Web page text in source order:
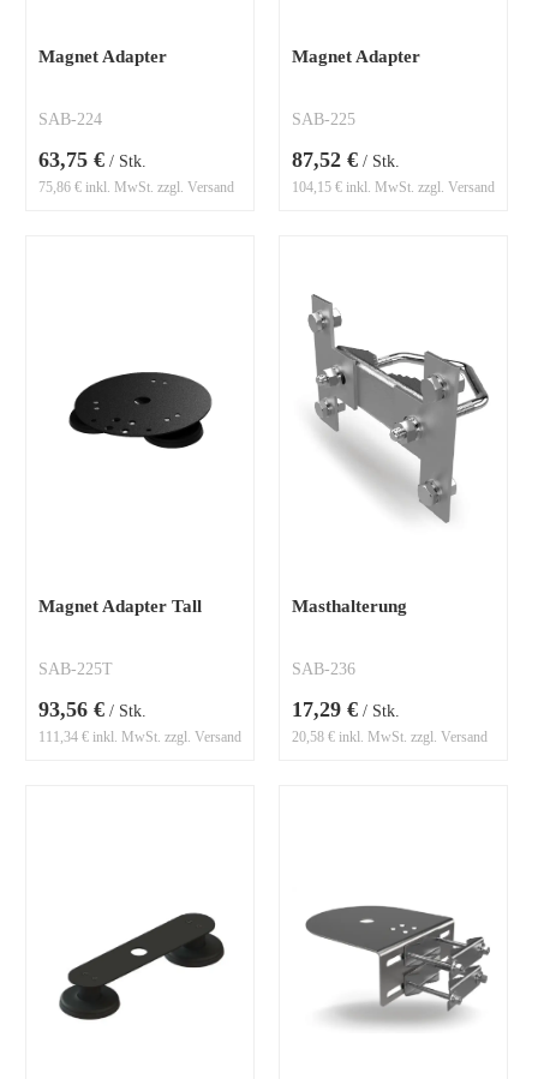
Magnet Adapter
SAB-224
63,75 € / Stk.
75,86 € inkl. MwSt. zzgl. Versand
Magnet Adapter
SAB-225
87,52 € / Stk.
104,15 € inkl. MwSt. zzgl. Versand
Magnet Adapter Tall
SAB-225T
93,56 € / Stk.
111,34 € inkl. MwSt. zzgl. Versand
Masthalterung
SAB-236
17,29 € / Stk.
20,58 € inkl. MwSt. zzgl. Versand